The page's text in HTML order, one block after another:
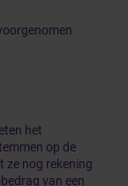
het
op de
ze nog rekening
van een